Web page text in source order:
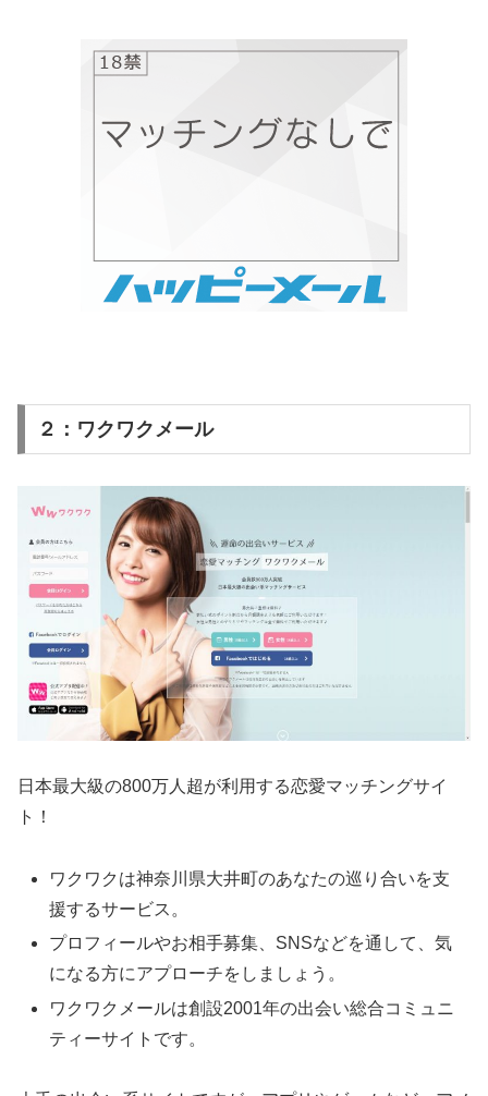
２：ワクワクメール
日本最大級の800万人超が利用する恋愛マッチングサイ
ト！
ワクワクは神奈川県大井町のあなたの巡り合いを支
援するサービス。
プロフィールやお相手募集、SNSなどを通して、気
になる方にアプローチをしましょう。
ワクワクメールは創設2001年の出会い総合コミュニ
ティーサイトです。